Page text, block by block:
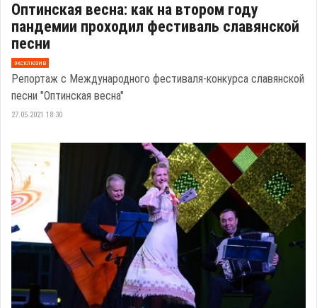
Оптинская весна: как на втором году
пандемии проходил фестиваль славянской
песни
эксклюзив
Репортаж с Международного фестиваля-конкурса славянской
песни "Оптинская весна"
27.05.2021 18:30